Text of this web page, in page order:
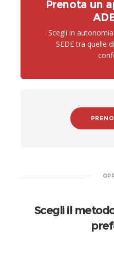
Prenota un
Scegli in
SEDE tra quelle
Scegli il